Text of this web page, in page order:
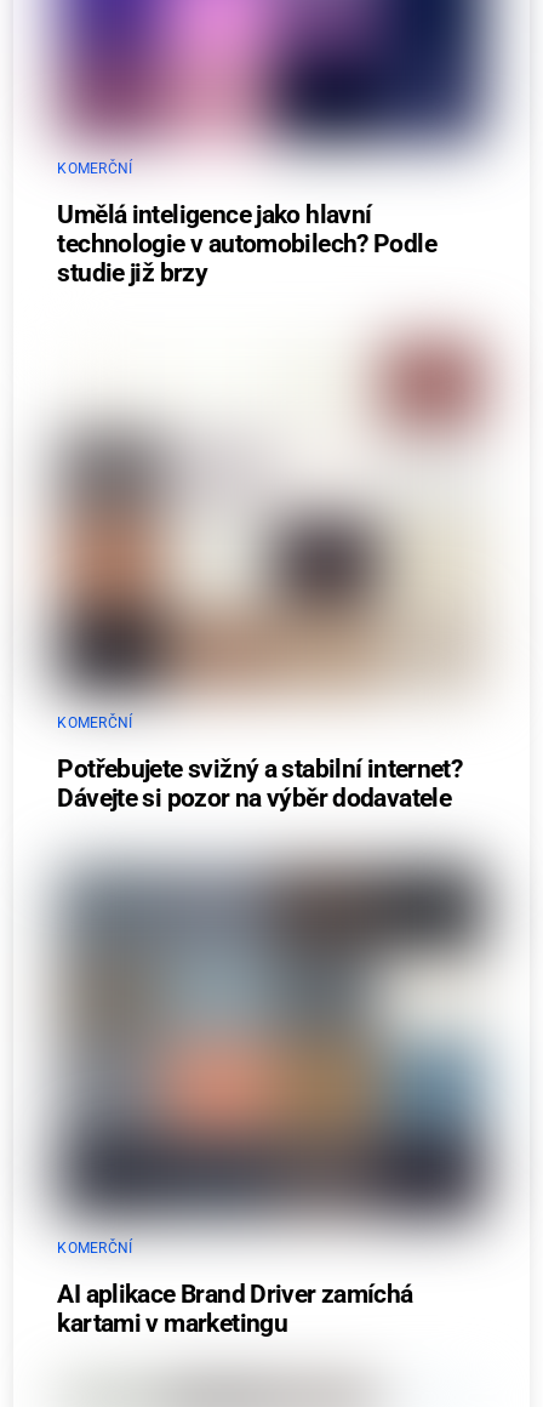
KOMERČNÍ
Umělá inteligence jako hlavní
technologie v automobilech? Podle
studie již brzy
KOMERČNÍ
Potřebujete svižný a stabilní internet?
Dávejte si pozor na výběr dodavatele
KOMERČNÍ
AI aplikace Brand Driver zamíchá
kartami v marketingu